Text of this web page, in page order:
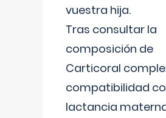
vuestra hija.
Tras consultar la
composición de
Carticoral
compatibilidad
lactancia